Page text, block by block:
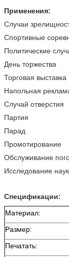
Применения:
Случаи
Спортивные
Политические
День торжества
Торговая выставка
Напольная
Случай отверстия
Партия
Парад
Промотирование
Обслуживание
Исследование
Спецификации:
Материал:
Размер:
Печатать: